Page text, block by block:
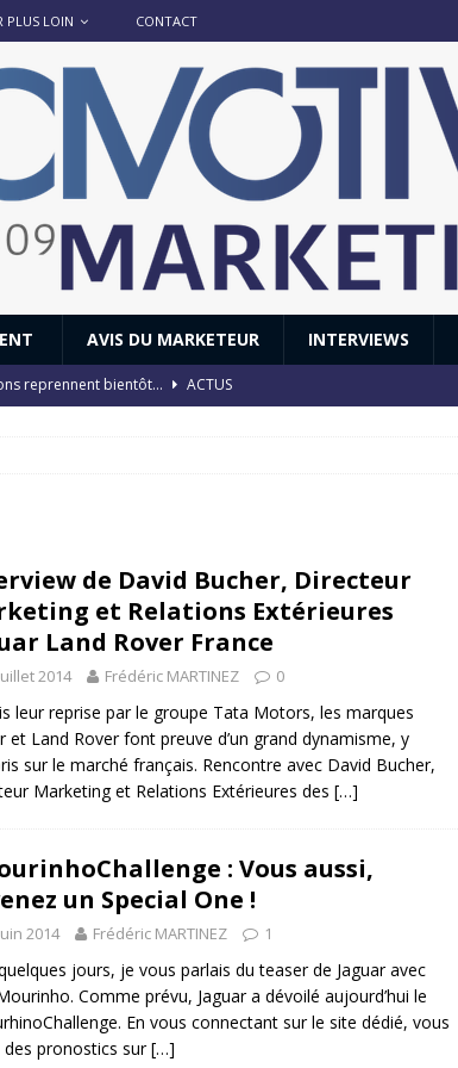
PLUS LOIN CONTACT
AVIS DU MARKETEUR INTERVIEWS
reprennent bientôt…
ACTUS
: Honda dévoile un spot publicitaire… confiné! ACTUS
de David Bucher, Directeur
et Relations Extérieures
Land Rover France
2014 Frédéric MARTINEZ 0
leur reprise par le groupe Tata Motors, les marques
et Land Rover font preuve d’un grand dynamisme, y
sur le marché français. Rencontre avec David Bucher,
Marketing et Relations Extérieures des […]
: Vous aussi,
un Special One !
2014 Frédéric MARTINEZ 1
jours, je vous parlais du teaser de Jaguar avec
Comme prévu, Jaguar a dévoilé aujourd’hui le
En vous connectant sur le site dédié, vous
pronostics sur[…]